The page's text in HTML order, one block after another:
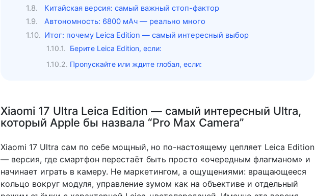
Китайская версия: самый важный стоп-фактор
Автономность: 6800 мАч — реально много
Итог: почему Leica Edition — самый интересный выбор
Берите Leica Edition, если:
Пропускайте или ждите глобал, если:
Xiaomi 17 Ultra Leica Edition — самый интересный Ultra,
который Apple бы назвала “Pro Max Camera”
Xiaomi 17 Ultra сам по себе мощный, но по-настоящему цепляет Leica Edition
— версия, где смартфон перестаёт быть просто «очередным флагманом» и
начинает играть в камеру. Не маркетингом, а ощущениями: вращающееся
кольцо вокруг модуля, управление зумом как на объективе и отдельный